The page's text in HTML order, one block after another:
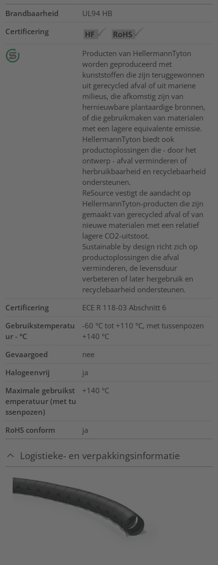
Brandbaarheid
UL94 HB
Certificering
Producten van HellermannTyton
worden geproduceerd met
kunststoffen die zijn teruggewonnen
uit gerecycled afval of uit mariene
milieus, die afkomstig zijn van
hernieuwbare plantaardige bronnen,
of die gebruikmaken van materialen
met een lagere equivalente emissie.
HellermannTyton biedt ook
productoplossingen die - door het
ontwerp - afval verminderen of
herbruikbaarheid en recyclebaarheid
ondersteunen.
ReSource vestigt de aandacht op
HellermannTyton-producten die zijn
gemaakt van gerecycled afval of van
nieuwe materialen met een relatief
lagere CO2-uitstoot.
Sustainable by design richt zich op
productoplossingen die afval
verminderen, de levensduur
verbeteren of later hergebruik en
recyclebaarheid ondersteunen.
Certificering
ECE R 118-03 Abschnitt 6
Gebruikstemperatu
ur - °C
-60 °C tot +110 °C, met tussenpozen
+140 °C
Gevaargoed
nee
Halogeenvrij
ja
Maximale gebruikst
emperatuur (met tu
ssenpozen)
+140 °C
RoHS conform ja
Logistieke- en verpakkingsinformatie